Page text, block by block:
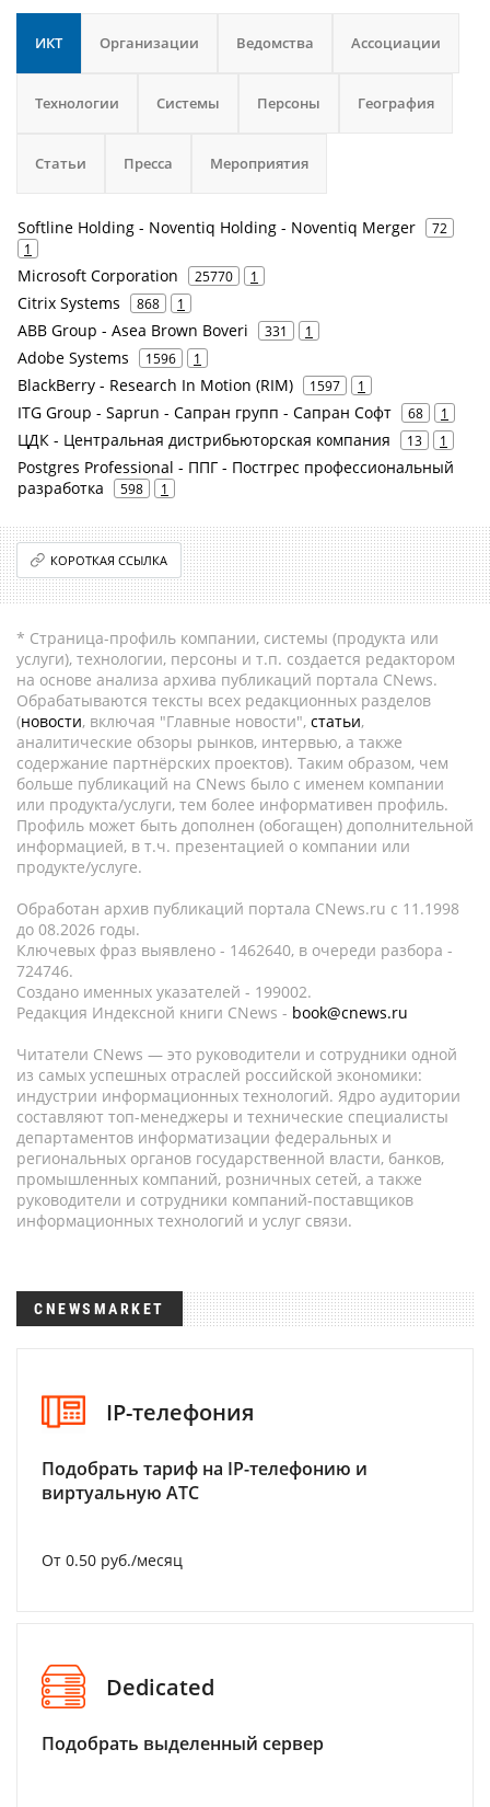
ИКТ Организации Ведомства Ассоциации
Технологии Системы Персоны География
Статьи Пресса Мероприятия
Softline Holding - Noventiq Holding - Noventiq Merger
72
1
Microsoft Corporation 25770 1
Citrix Systems 868 1
ABB Group - Asea Brown Boveri 331 1
Adobe Systems 1596 1
BlackBerry - Research In Motion (RIM) 1597 1
ITG Group - Saprun - Сапран групп - Сапран Софт 68 1
ЦДК - Центральная дистрибьюторская компания 13 1
Postgres Professional - ППГ - Постгрес профессиональный
разработка
598 1
КОРОТКАЯ ССЫЛКА
* Страница-профиль компании, системы (продукта или
услуги), технологии, персоны и т.п. создается редактором
на основе анализа архива публикаций портала CNews.
Обрабатываются тексты всех редакционных разделов
(новости, включая "Главные новости", статьи,
аналитические обзоры рынков, интервью, а также
содержание партнёрских проектов). Таким образом, чем
больше публикаций на CNews было с именем компании
или продукта/услуги, тем более информативен профиль.
Профиль может быть дополнен (обогащен) дополнительной
информацией, в т.ч. презентацией о компании или
продукте/услуге.
Обработан архив публикаций портала CNews.ru c 11.1998
до 08.2026 годы.
Ключевых фраз выявлено - 1462640, в очереди разбора -
724746.
Создано именных указателей - 199002.
Редакция Индексной книги CNews - book@cnews.ru
Читатели CNews — это руководители и сотрудники одной
из самых успешных отраслей российской экономики:
индустрии информационных технологий. Ядро аудитории
составляют топ-менеджеры и технические специалисты
департаментов информатизации федеральных и
региональных органов государственной власти, банков,
промышленных компаний, розничных сетей, а также
руководители и сотрудники компаний-поставщиков
информационных технологий и услуг связи.
CNEWSMARKET
IP-телефония
Подобрать тариф на IP-телефонию и
виртуальную АТС
От 0.50 руб./месяц
Dedicated
Подобрать выделенный сервер